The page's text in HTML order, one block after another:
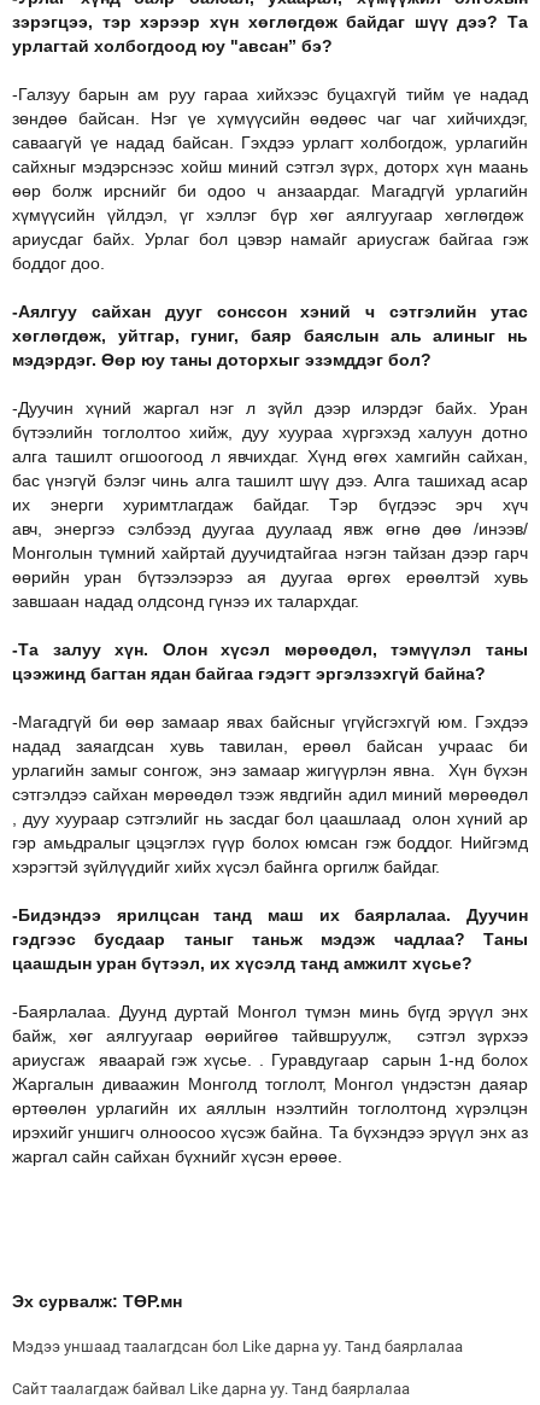
зэрэгцээ, тэр хэрээр хүн хөглөгдөж байдаг шүү дээ? Та
урлагтай холбогдоод юу "авсан” бэ?
-Галзуу барын ам руу гараа хийхээс буцахгүй тийм үе надад
зөндөө байсан. Нэг үе хүмүүсийн өөдөөс чаг чаг хийчихдэг,
саваагүй үе надад байсан. Гэхдээ урлагт холбогдож, урлагийн
сайхныг мэдэрснээс хойш миний сэтгэл зүрх, доторх хүн маань
өөр болж ирснийг би одоо ч анзаардаг. Магадгүй урлагийн
хүмүүсийн үйлдэл, үг хэллэг бүр хөг аялгуугаар хөглөгдөж
ариусдаг байх. Урлаг бол цэвэр намайг ариусгаж байгаа гэж
боддог доо.
-Аялгуу сайхан дууг сонссон хэний ч сэтгэлийн утас
хөглөгдөж, уйтгар, гуниг, баяр баяслын аль алиныг нь
мэдэрдэг. Өөр юу таны доторхыг эзэмддэг бол?
-Дуучин хүний жаргал нэг л зүйл дээр илэрдэг байх. Уран
бүтээлийн тоглолтоо хийж, дуу хуураа хүргэхэд халуун дотно
алга ташилт огшоогоод л явчихдаг. Хүнд өгөх хамгийн сайхан,
бас үнэгүй бэлэг чинь алга ташилт шүү дээ. Алга ташихад асар
их энерги хуримтлагдаж байдаг. Тэр бүгдээс эрч хүч
авч, энергээ сэлбээд дуугаа дуулаад явж өгнө дөө /инээв/
Монголын түмний хайртай дуучидтайгаа нэгэн тайзан дээр гарч
өөрийн уран бүтээлээрээ ая дуугаа өргөх ерөөлтэй хувь
завшаан надад олдсонд гүнээ их талархдаг.
-Та залуу хүн. Олон хүсэл мөрөөдөл, тэмүүлэл таны
цээжинд багтан ядан байгаа гэдэгт эргэлзэхгүй байна?
-Магадгүй би өөр замаар явах байсныг үгүйсгэхгүй юм. Гэхдээ
надад заяагдсан хувь тавилан, ерөөл байсан учраас би
урлагийн замыг сонгож, энэ замаар жигүүрлэн явна. Хүн бүхэн
сэтгэлдээ сайхан мөрөөдөл тээж явдгийн адил миний мөрөөдөл
, дуу хуураар сэтгэлийг нь засдаг бол цаашлаад олон хүний ар
гэр амьдралыг цэцэглэх гүүр болох юмсан гэж боддог. Нийгэмд
хэрэгтэй зүйлүүдийг хийх хүсэл байнга оргилж байдаг.
-Бидэндээ ярилцсан танд маш их баярлалаа. Дуучин
гэдгээс бусдаар таныг таньж мэдэж чадлаа? Таны
цаашдын уран бүтээл, их хүсэлд танд амжилт хүсье?
-Баярлалаа. Дуунд дуртай Монгол түмэн минь бүгд эрүүл энх
байж, хөг аялгуугаар өөрийгөө тайвшруулж, сэтгэл зүрхээ
ариусгаж яваарай гэж хүсье. . Гуравдугаар сарын 1-нд болох
Жаргалын диваажин Монголд тоглолт, Монгол үндэстэн даяар
өртөөлөн урлагийн их аяллын нээлтийн тоглолтонд хүрэлцэн
ирэхийг уншигч олноосоо хүсэж байна. Та бүхэндээ эрүүл энх аз
жаргал сайн сайхан бүхнийг хүсэн ерөөе.
Эх сурвалж: ТӨР.мн
Мэдээ уншаад таалагдсан бол Like дарна уу. Танд баярлалаа
Сайт таалагдаж байвал Like дарна уу. Танд баярлалаа